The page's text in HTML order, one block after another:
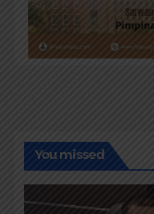
You missed